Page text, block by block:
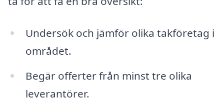
Undersök och jämför olika takföretag i
området.
Begär offerter från minst tre olika
leverantörer.